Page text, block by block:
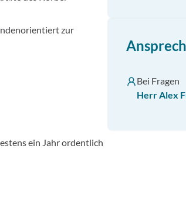
zur
ein Jahr ordentlich
Bei Fragen
Herr Alex